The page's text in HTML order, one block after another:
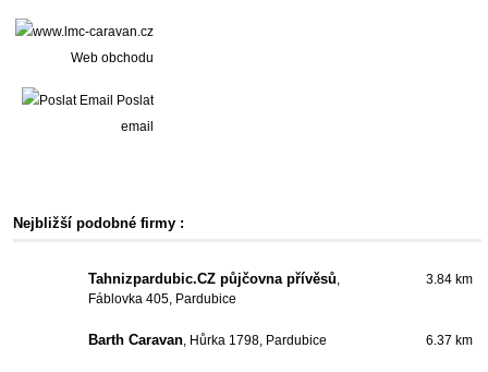
Web obchodu
Poslat
email
Nejbližší podobné firmy :
Tahnizpardubic.CZ půjčovna přívěsů,
Fáblovka 405, Pardubice
3.84 km
Barth Caravan, Hůrka 1798, Pardubice 6.37 km